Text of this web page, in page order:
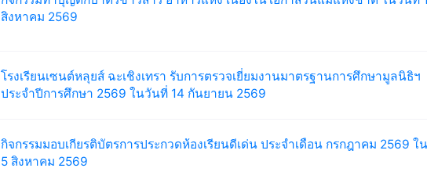
สิงหาคม 2569
โรงเรียนเซนต์หลุยส์ ฉะเชิงเทรา รับการตรวจเยี่ยมงานมาตรฐานการศึกษามูลนิธิฯ
ประจำปีการศึกษา 2569 ในวันที่ 14 กันยายน 2569
กิจกรรมมอบเกียรติบัตรการประกวดห้องเรียนดีเด่น ประจำเดือน กรกฎาคม 2569 ใ
5 สิงหาคม 2569